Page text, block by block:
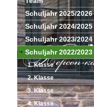
Schuljahr 2025/2026
Schuljahr 2024/2025
Schuljahr 2023/2024
Schuljahr 2022/2023
1. Klasse
2. Klasse
3. Klasse
4. Klasse